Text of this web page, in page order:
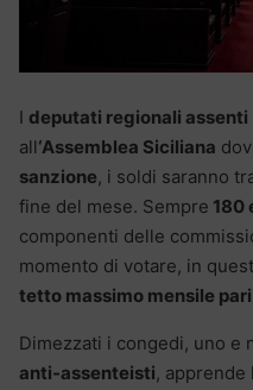
I deputati regionali assenti
all‘Assemblea Siciliana
sanzione, i soldi saranno
fine del mese. Sempre 180
componenti delle
momento di votare, in
tetto massimo mensile
Dimezzati i congedi, uno e
anti-assenteisti, apprende